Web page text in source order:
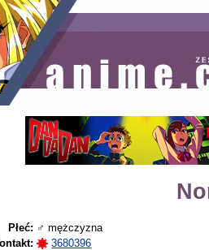
Płeć: ♂ mężczyzna
3680396